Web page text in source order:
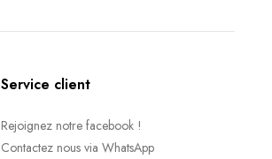
Service client
Rejoignez notre facebook !
Contactez nous via WhatsApp